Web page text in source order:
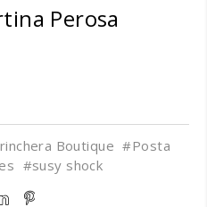
Perosa
Boutique #Posta
#susy shock